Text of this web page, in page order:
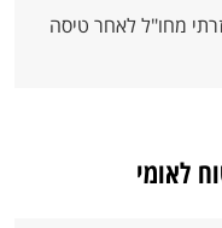
מחו"ל לאחר טיסה
לאומי